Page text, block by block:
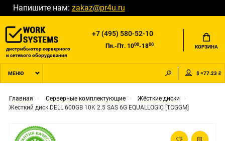
Напишите нам: zakaz@pr4u.ru
дистрибьютор серверного
и сетевого оборудования
+7 (495) 580-52-10
Пн.-Пт. 1000-1800 КОРЗИНА
МЕНЮ $ =77.23 ₽
Главная Серверные комплектующие
Жёсткие диски
Жесткий диск DELL 600GB 10K 2.5 SAS 6G EQUALLOGIC [TCGGM]